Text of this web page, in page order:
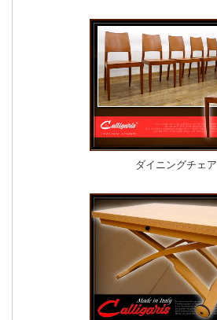
ダイニングチェア